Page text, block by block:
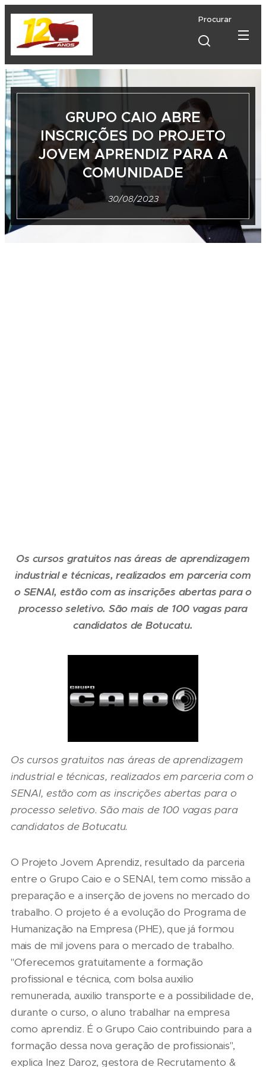
Procurar
GRUPO CAIO ABRE
INSCRIÇÕES DO PROJETO
JOVEM APRENDIZ PARA A
COMUNIDADE
30/08/2023
Os cursos gratuitos nas áreas de aprendizagem
industrial e técnicas, realizados em parceria com
o SENAI, estão com as inscrições abertas para o
processo seletivo. São mais de 100 vagas para
candidatos de Botucatu.
Os cursos gratuitos nas áreas de aprendizagem
industrial e técnicas, realizados em parceria com o
SENAI, estão com as inscrições abertas para o
processo seletivo. São mais de 100 vagas para
candidatos de Botucatu.
O Projeto Jovem Aprendiz, resultado da parceria
entre o Grupo Caio e o SENAI, tem como missão a
preparação e a inserção de jovens no mercado do
trabalho. O projeto é a evolução do Programa de
Humanização na Empresa (PHE), que já formou
mais de mil jovens para o mercado de trabalho.
"Oferecemos gratuitamente a formação
profissional e técnica, com bolsa auxilio
remunerada, auxilio transporte e a possibilidade de,
durante o curso, o aluno trabalhar na empresa
como aprendiz. É o Grupo Caio contribuindo para a
formação dessa nova geração de profissionais",
explica Inez Daroz, gestora de Recrutamento &